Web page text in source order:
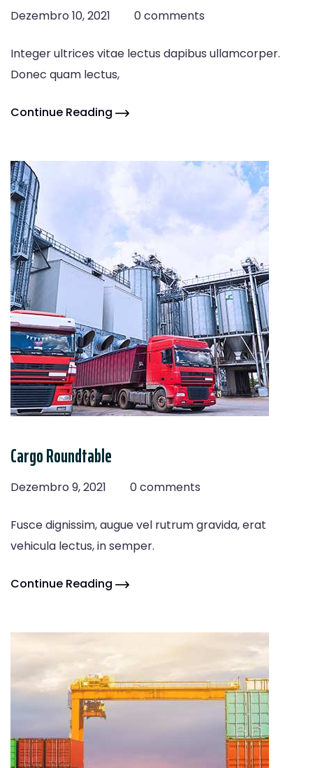
Dezembro 10, 2021 0 comments
Integer ultrices vitae lectus dapibus ullamcorper.
Donec quam lectus,
Continue Reading
Cargo Roundtable
Dezembro 9, 2021 0 comments
Fusce dignissim, augue vel rutrum gravida, erat
vehicula lectus, in semper.
Continue Reading